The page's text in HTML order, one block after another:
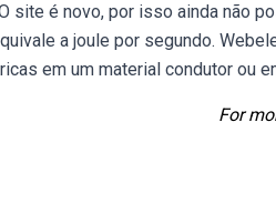
site é novo, por isso ainda não
a joule por segundo.
em um material condutor ou
For